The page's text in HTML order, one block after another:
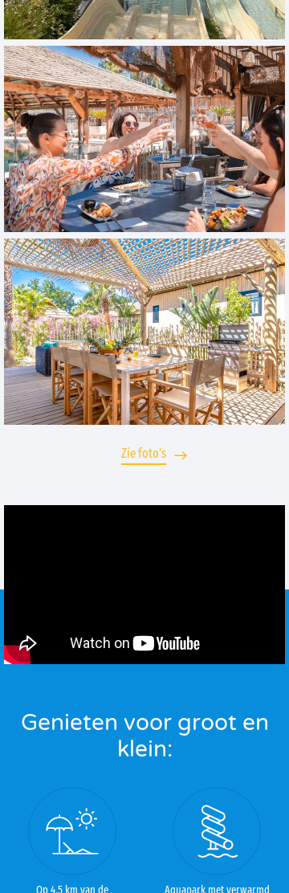
Zie foto's
Genieten voor groot en
klein:
Op 4,5 km van de Aquapark met verwarmd